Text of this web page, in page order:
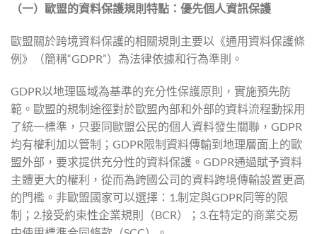
（一）歐盟的資料保護規則特點：優先個人資訊保護
歐盟關於跨境資料保護的相關規則主要以《通用資料保護條
例》（簡稱“GDPR”）為法律依據和行為準則。
GDPR以地理區域為基準的充分性保護原則，實施預先防
範。歐盟的規制途徑對於歐盟內部和外部的資料流程動採用
了統一標準，只要同歐盟公民的個人資料發生關聯，GDPR
均有權利加以管制；GDPR限制資料傳輸到地理層面上的歐
盟外部，要求提供充分性的資料保護。GDPR通過賦予資料
主體更大的權利，從而為跨國公司的資料跨境傳輸設置更高
的門檻。非歐盟國家可以選擇：1.制定與GDPR同等的限
制；2.接受約束性企業規則（BCR）；3.在特定的商業交易